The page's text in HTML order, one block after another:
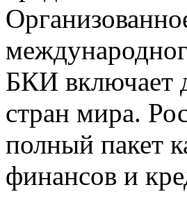
БКИ включает
стран мира.
полный пакет
финансов и